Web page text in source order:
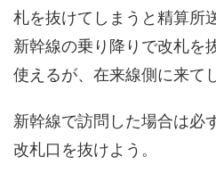
札を抜けてしまうと精算所
新幹線の乗り降りで改札を
使えるが、在来線側に来て
新幹線で訪問した場合は必
改札口を抜けよう。